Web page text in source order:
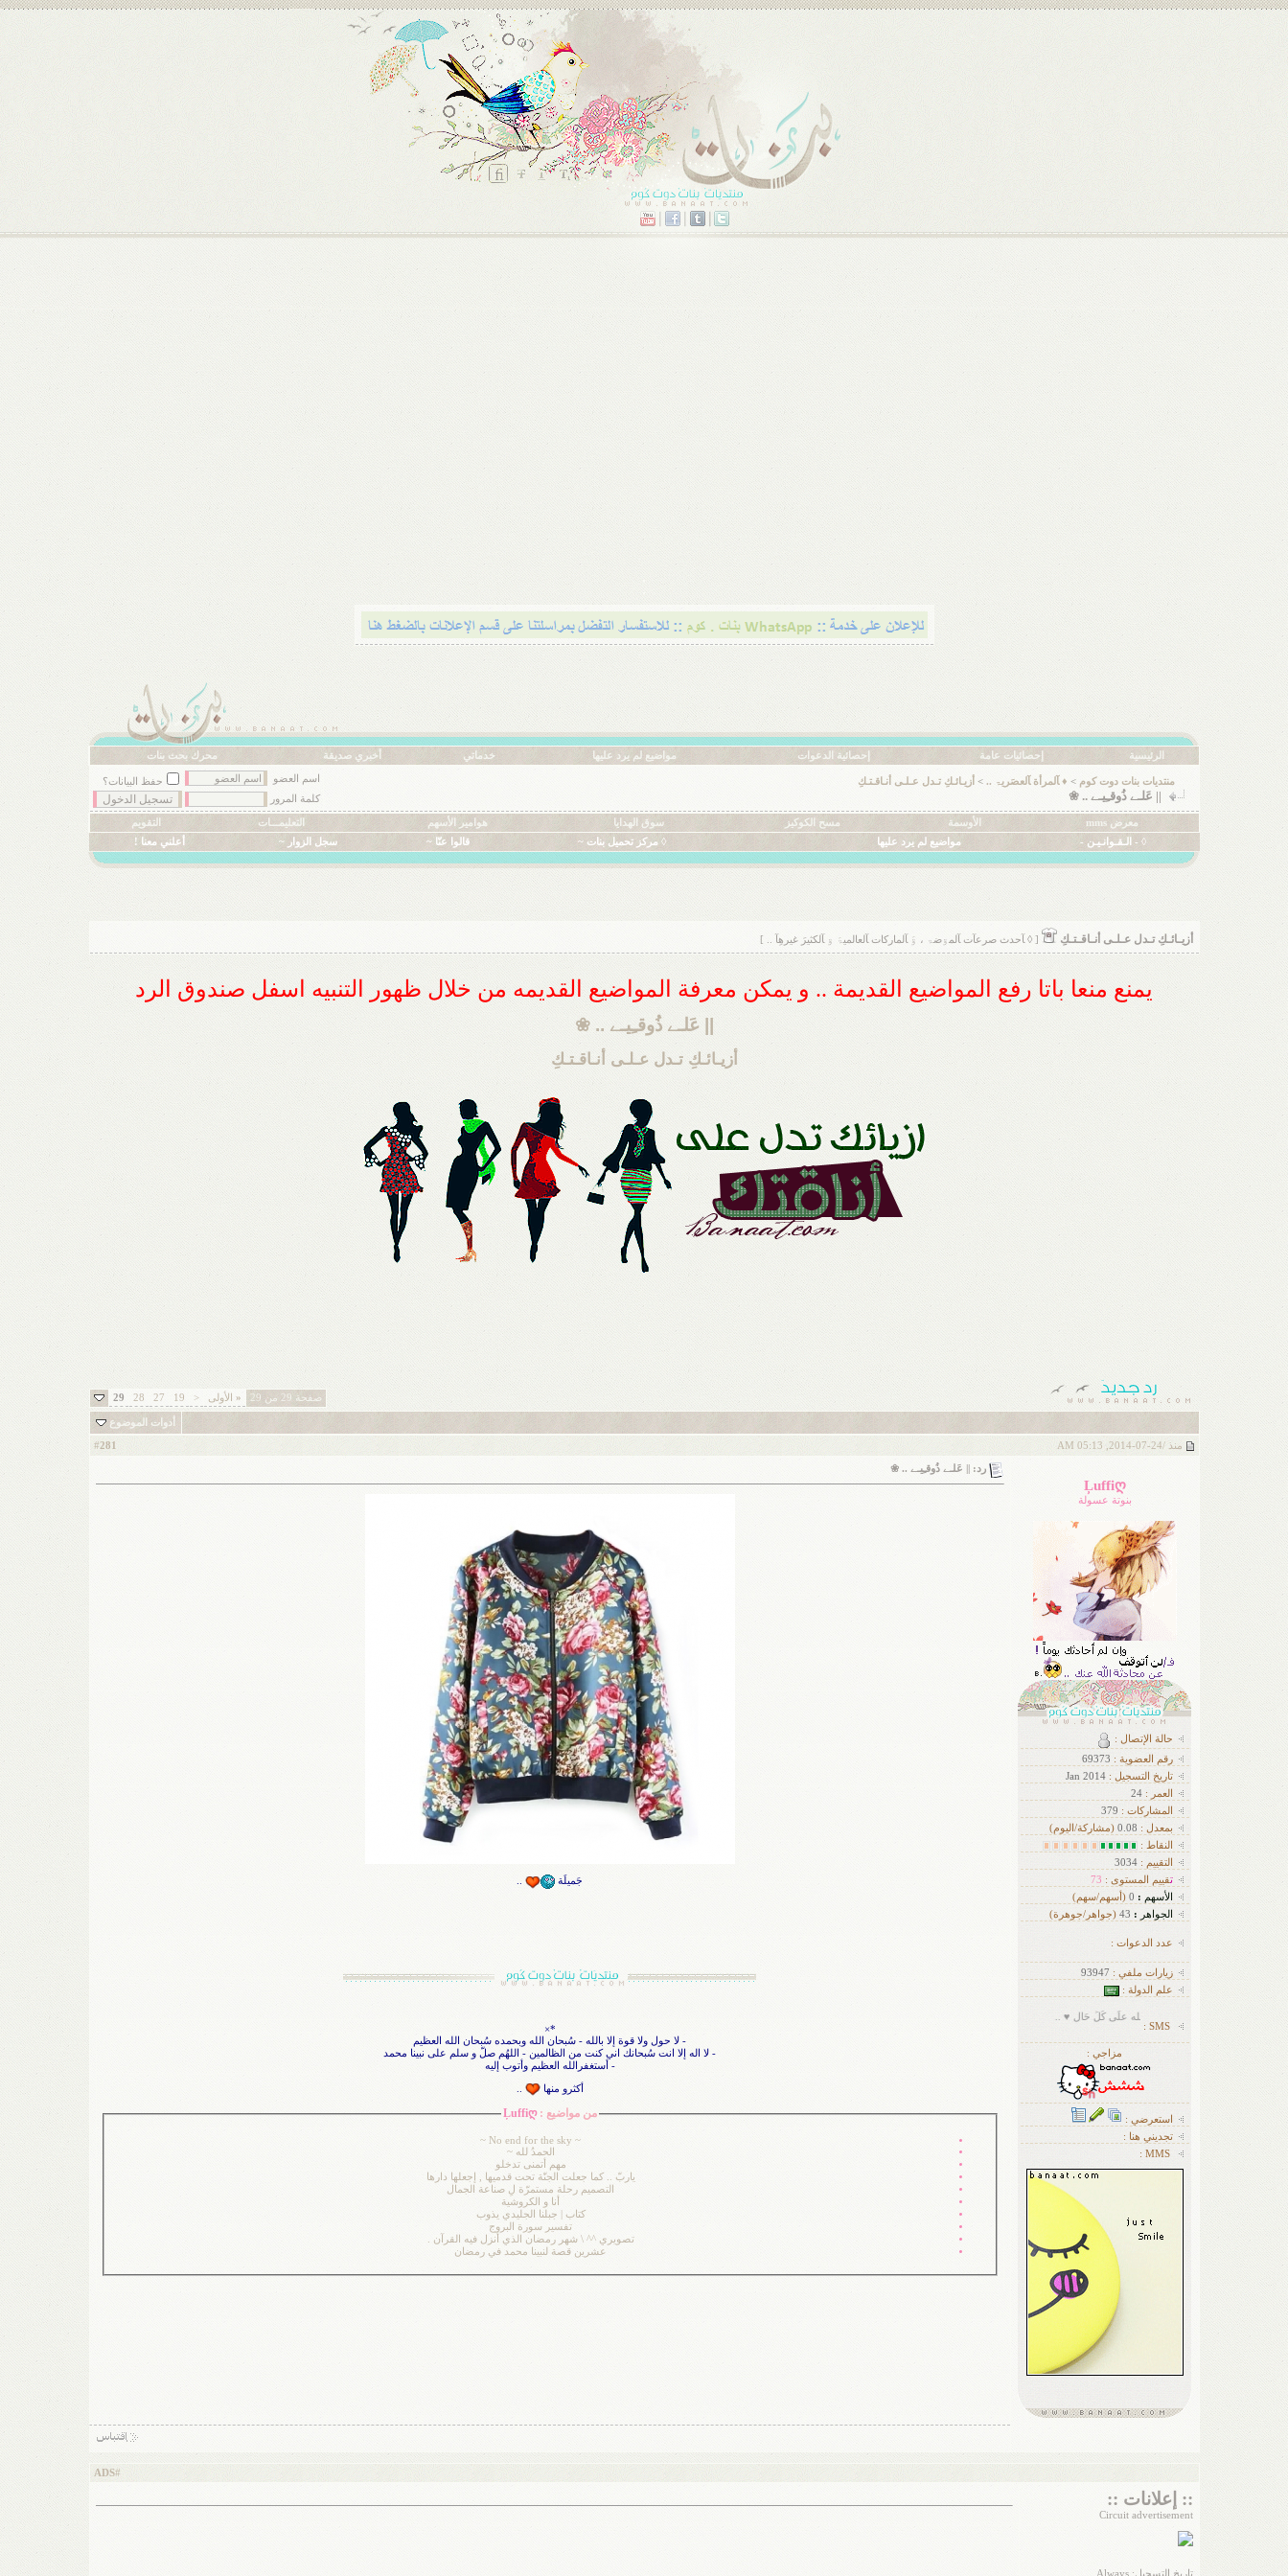
الرئيسية إحصائيات عامة إحصائية الدعوات مواضيع لم يرد عليها خدماتي أخبري صديقة محرك بحث بنات
منتديات بنات دوت كوم > ♦ ﺂلمرأة ﺂلعصَريۃ .. > أزيـائـكِ تـدل عـلـى أنـاقـتـكِ
|| عَلـﮯ ذُوقـِيـﮯ .. ❀
اسم العضو
حفظ البيانات؟
كلمة المرور
معرض mms الأوسمة مسح الكوكيز سوق الهدايا هوامير الأسهم التعليمـــات
التقويم
◊ - الـقـوانـيـن -
مواضيع لم يرد عليها ◊ مركز تحميل بنات ~ قالوا عنّا ~ سجل الزوار ~ أعلني معنا !
أزيـائـكِ تـدل عـلـى أنـاقـتـكِ [ ◊ ﺂحدث صرعآت ﺂلمۊضۃ ، ۊَ ﺂلماركات ﺂلعالميۃَ ۊ ﺂلكثيرَ غيرهِآ .. ]
يمنع منعا باتا رفع المواضيع القديمة .. و يمكن معرفة المواضيع القديمه من خلال ظهور التنبيه اسفل صندوق الرد
|| عَلـﮯ ذُوقـِيـﮯ .. ❀
أزيـائـكِ تـدل عـلـى أنـاقـتـكِ
صفحة 29 من 29 « الأولى <
19
27
28
29
أدوات الموضوع
منذ /24-07-2014, 05:13 AM
281
Ļuffiღ
بنوتة عسولة
حالة الإتصال :
رقم العضوية : 69373
تاريخ التسجيل :Jan 2014
العمر :24
المشاركات : 379
بمعدل : 0.08 (مشاركة/اليوم)
النقاط :
التقييم :3034
تقييم المستوى : 73
الأسهم :
0 (أسهم/سهم)
الجواهر :
43 (جواهر/جوهرة)
عدد الدعوات :
زيارات ملفي : 93947
علم الدولة :
SMS :
الْحَمدُ لله علَى كُلِّ حَال ♥ ..
مزاجي :
استعرضي :
تجديني هنا :
MMS :
رد: || عَلـﮯ ذُوقـِيـﮯ .. ❀
جَميلَة ..
*×
- لا حول ولا قوة إلا بالله - سُبحان الله وبحمده سُبحان الله العظيم
- لا اله إلا انت سُبحانك اني كنت من الظالمين - اللهُم صلّ و سلم على نبينا محمد
- أستغفرالله العظيم وأتوب إليه
أكثرو منها
من مواضيع :Ļuffiღ
~ No end for the sky ~
الحمدُ لله ~
مهم أتمنى تدخلو
ياربّ .. كما جعلت الجنّة تحت قدميها , إجعلها دارها
التصميم رحلة مستمرّة لِ صناعة الجمال
أنا و الكروشية
كتاب | جبلنا الجليدي يذوب
تفسير سورة البروج
تصويري ^^ \ شهر رمضان الذي أنزل فيه القرآن .
عشرين قصة لنبينا محمد في رمضان
#
ADS
:: إعلانات ::
Circuit advertisement
تاريخ التسجيل: Always